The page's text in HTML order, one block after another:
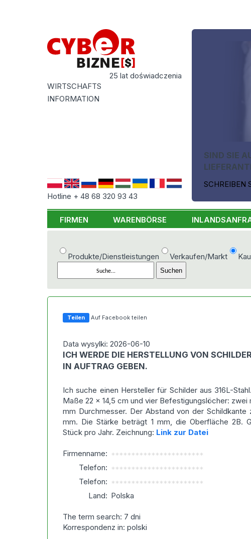
25 lat doświadczenia
WIRTSCHAFTS
INFORMATION
Hotline + 48 68 320 93 43
SIND SIE
SCHREIBEN
FIRMEN WARENBÖRSE
Produkte/Dienstleistungen Verkaufen/Markt
Teilen Auf Facebook teilen
Data wysylki: 2026-06-10
ICH WERDE DIE HERSTELLUNG VON
IN AUFTRAG GEBEN.
Ich suche einen Hersteller für Schilder aus 316L-
Maße 22 x 14,5 cm und vier Befestigungslöcher: zwei
mm Durchmesser. Der Abstand von der
mm. Die Stärke beträgt 1 mm, die Oberfläche 2B.
Stück pro Jahr. Zeichnung: Link zur Datei
Firmenname: ***********************
Telefon: ***********************
Telefon: ***********************
Land: Polska
The term search: 7 dni
Korrespondenz in: polski